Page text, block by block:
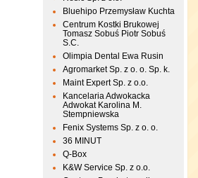
Bluehipo Przemysław Kuchta
Centrum Kostki Brukowej
Tomasz Sobuś Piotr Sobuś
S.C.
Olimpia Dental Ewa Rusin
Agromarket Sp. z o. o. Sp. k.
Maint Expert Sp. z o.o.
Kancelaria Adwokacka
Adwokat Karolina M.
Stempniewska
Fenix Systems Sp. z o. o.
36 MINUT
Q-Box
K&W Service Sp. z o.o.